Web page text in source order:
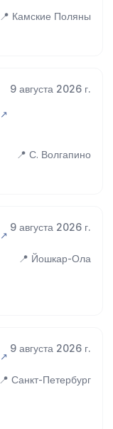
📍 Камские Поляны
9 августа 2026 г.
📍 С. Волгапино
9 августа 2026 г.
📍 Йошкар-Ола
9 августа 2026 г.
📍 Санкт-Петербург